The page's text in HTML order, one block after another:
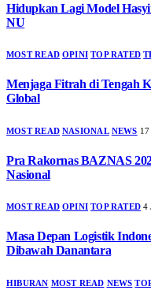
Hidupkan Lagi Model
NU
MOST READ OPINI TOP RATED
Menjaga Fitrah di Tengah
Global
MOST READ NASIONAL NEWS
Pra Rakornas BAZNAS
Nasional
MOST READ OPINI TOP RATED 4
Masa Depan Logistik
Dibawah Danantara
HIBURAN MOST READ NEWS